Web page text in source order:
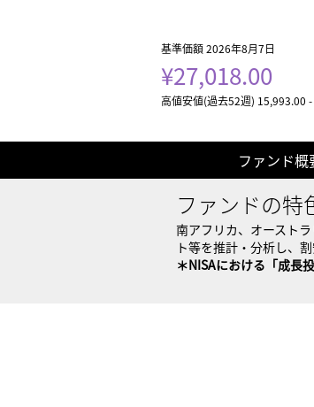
基準価額 2026年8月7日
¥27,018.00
高値安値(過去52週) 15,993.00
ファンド概
ファンドの特
南アフリカ、オースト
ト等を推計・分析し、
＊NISAにおける「成長